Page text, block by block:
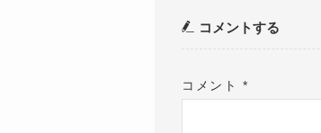
コメントする
コメント *